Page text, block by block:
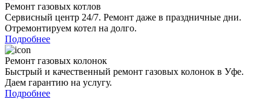
Ремонт газовых котлов
Сервисный центр 24/7. Ремонт даже в праздничные дни.
Отремонтируем котел на долго.
Подробнее
Ремонт газовых колонок
Быстрый и качественный ремонт газовых колонок в Уфе.
Даем гарантию на услугу.
Подробнее